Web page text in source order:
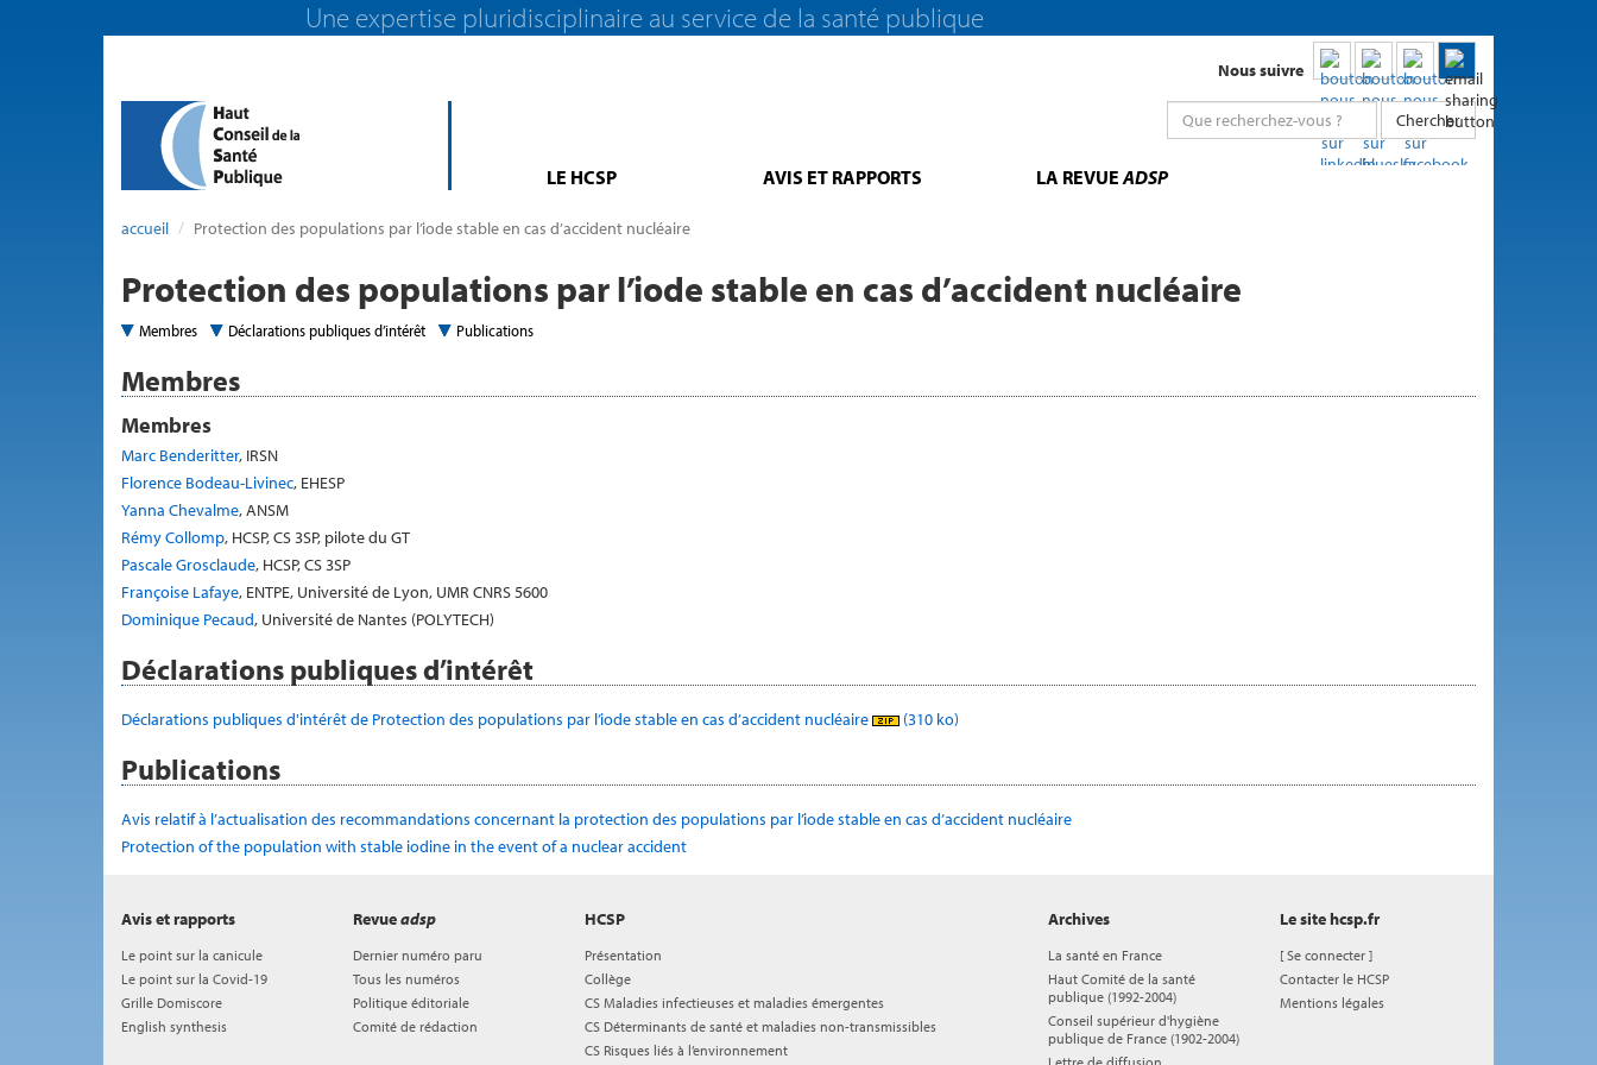
Une expertise pluridisciplinaire au service de la santé publique
Nous suivre
Chercher
LE HCSP AVIS ET RAPPORTS LA REVUEADSP
accueil Protection des populations par l’iode stable en cas d’accident nucléaire
Protection des populations par l’iode stable en cas d’accident nucléaire
Membres Déclarations publiques d’intérêt Publications
Membres
Membres
Marc Benderitter, IRSN
Florence Bodeau-Livinec, EHESP
Yanna Chevalme, ANSM
Rémy Collomp, HCSP, CS 3SP, pilote du GT
Pascale Grosclaude, HCSP, CS 3SP
Françoise Lafaye, ENTPE, Université de Lyon, UMR CNRS 5600
Dominique Pecaud, Université de Nantes (POLYTECH)
Déclarations publiques d’intérêt
Déclarations publiques d'intérêt de Protection des populations par l’iode stable en cas d’accident nucléaire (310 ko)
Publications
Avis relatif à l’actualisation des recommandations concernant la protection des populations par l’iode stable en cas d’accident nucléaire
Protection of the population with stable iodine in the event of a nuclear accident
HCSP
Présentation
Collège
CS Maladies infectieuses et maladies émergentes
CS Déterminants de santé et maladies non-transmissibles
CS Risques liés à l’environnement
Avis et rapports
Le point sur la canicule
Le point sur la Covid-19
Grille Domiscore
English synthesis
Revueadsp
Dernier numéro paru
Tous les numéros
Politique éditoriale
Comité de rédaction
Archives
La santé en France
Haut Comité de la santé
publique (1992-2004)
Conseil supérieur d'hygiène
publique de France (1902-2004)
Le site hcsp.fr
[Se connecter ]
Contacter le HCSP
Mentions légales